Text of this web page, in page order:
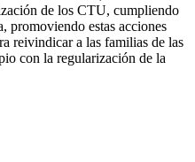
de los CTU, cumpliendo
promoviendo estas acciones
reivindicar a las familias de las
con la regularización de la